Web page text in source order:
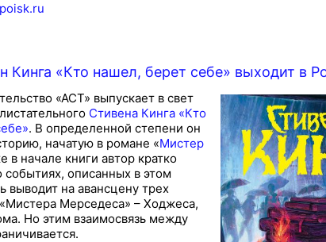
Кинга «Кто нашел, берет себе» выходит в
«АСТ» выпускает в свет
Стивена Кинга «Кто
. В определенной степени он
начатую в романе «Мистер
в начале книги автор кратко
событиях, описанных в этом
выводит на авансцену трех
Мерседеса» – Ходжеса,
Но этим взаимосвязь между